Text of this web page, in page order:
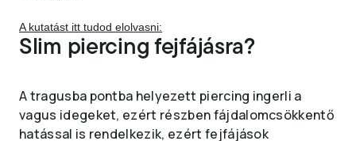
A kutatást itt tudod elolvasni:
Slim piercing fejfájásra?
A tragusba pontba helyezett piercing ingerli a
vagus idegeket, ezért részben fájdalomcsökkentő
hatással is rendelkezik, ezért fejfájások